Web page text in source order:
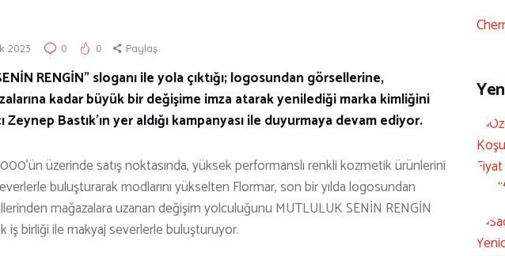
2023 0 0 Paylaş
RENGİN” sloganı ile yola çıktığı; logosundan görsellerine,
kadar büyük bir değişime imza atarak yenilediği marka kimliğini
Zeynep Bastık’ın yer aldığı kampanyası ile duyurmaya devam ediyor.
üzerinde satış noktasında, yüksek performanslı renkli kozmetik ürünlerini
buluşturarak modlarını yükselten Flormar, son bir yılda logosundan
mağazalara uzanan değişim yolculuğunu MUTLULUK SENİN RENGİN
iş birliği ile makyaj severlerle buluşturuyor.